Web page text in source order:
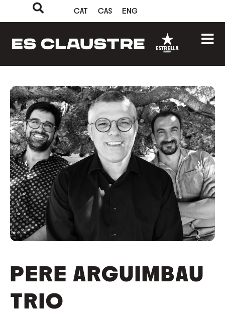
CAT CAS ENG
‹ ›
PERE ARGUIMBAU
TRIO